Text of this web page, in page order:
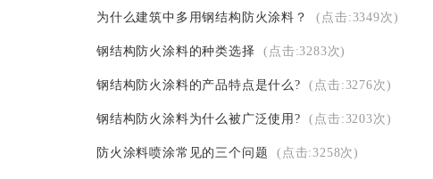
为什么建筑中多用钢结构防火涂料？ (点击:3349次)
钢结构防火涂料的种类选择 (点击:3283次)
钢结构防火涂料的产品特点是什么? (点击:3276次)
钢结构防火涂料为什么被广泛使用? (点击:3203次)
防火涂料喷涂常见的三个问题 (点击:3258次)